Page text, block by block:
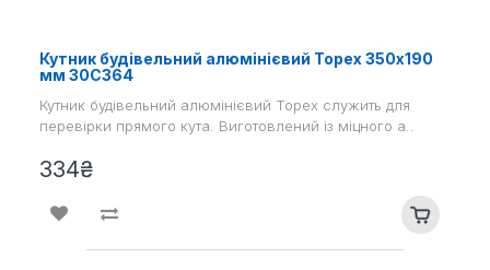
Кутник будівельний алюмінієвий Topex 350х190
мм 30С364
Кутник будівельний алюмінієвий Topex служить для
перевірки прямого кута. Виготовлений із міцного а..
334₴